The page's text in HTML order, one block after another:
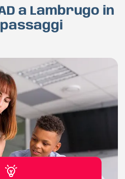
a Lambrugo in